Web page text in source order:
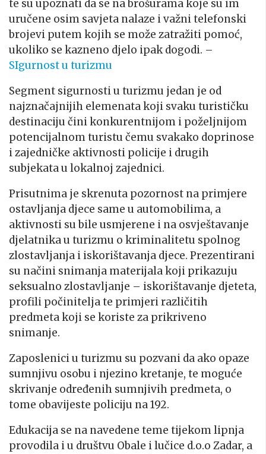
te su upoznati da se na brošurama koje su im
uručene osim savjeta nalaze i važni telefonski
brojevi putem kojih se može zatražiti pomoć,
ukoliko se kazneno djelo ipak dogodi. –
SIgurnost u turizmu
Segment sigurnosti u turizmu jedan je od
najznačajnijih elemenata koji svaku turističku
destinaciju čini konkurentnijom i poželjnijom
potencijalnom turistu čemu svakako doprinose
i zajedničke aktivnosti policije i drugih
subjekata u lokalnoj zajednici.
Prisutnima je skrenuta pozornost na primjere
ostavljanja djece same u automobilima, a
aktivnosti su bile usmjerene i na osvještavanje
djelatnika u turizmu o kriminalitetu spolnog
zlostavljanja i iskorištavanja djece. Prezentirani
su načini snimanja materijala koji prikazuju
seksualno zlostavljanje – iskorištavanje djeteta,
profili počinitelja te primjeri različitih
predmeta koji se koriste za prikriveno
snimanje.
Zaposlenici u turizmu su pozvani da ako opaze
sumnjivu osobu i njezino kretanje, te moguće
skrivanje određenih sumnjivih predmeta, o
tome obavijeste policiju na 192.
Edukacija se na navedene teme tijekom lipnja
provodila i u društvu Obale i lučice d.o.o Zadar, a